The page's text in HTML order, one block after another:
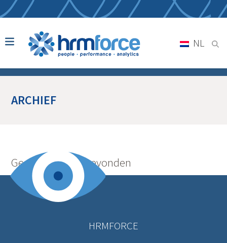
NL
ARCHIEF
Geen berichten gevonden
HRMFORCE